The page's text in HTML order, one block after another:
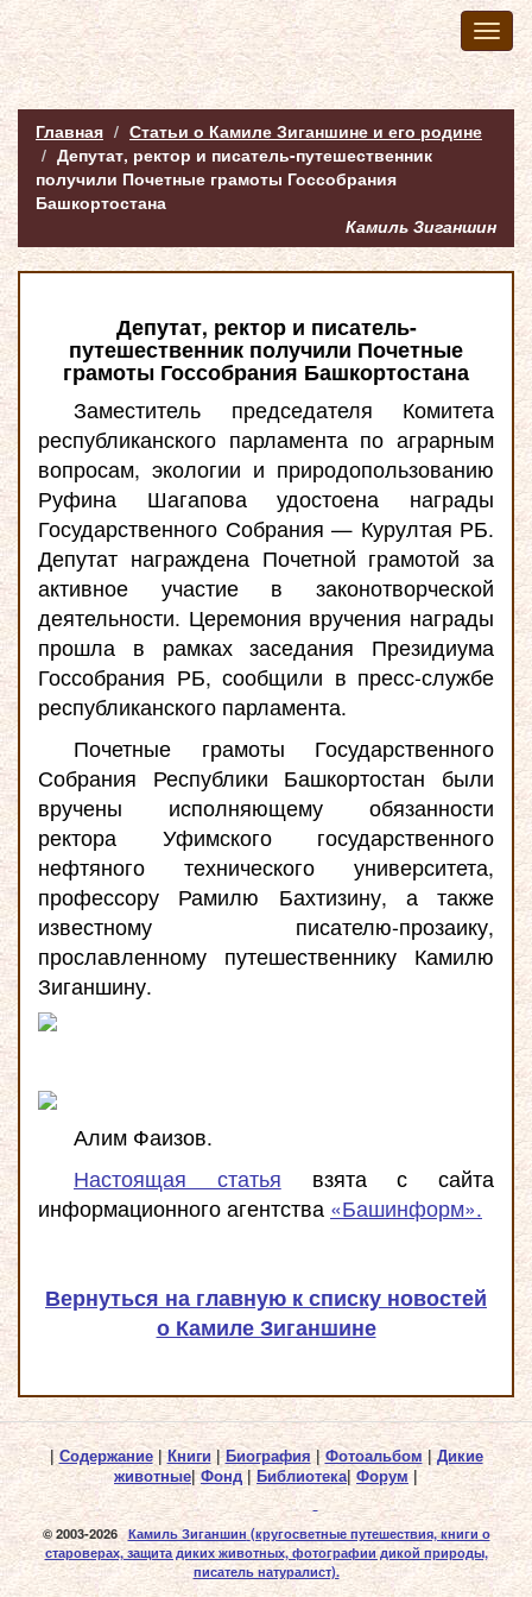
Главная
Статьи о Камиле Зиганшине и его родине
Депутат, ректор и писатель-путешественник
получили Почетные грамоты Госсобрания
Башкортостана
Камиль Зиганшин
Депутат, ректор и писатель-
путешественник получили Почетные
грамоты Госсобрания Башкортостана
Заместитель председателя Комитета
республиканского парламента по аграрным
вопросам, экологии и природопользованию
Руфина Шагапова удостоена награды
Государственного Собрания — Курултая РБ.
Депутат награждена Почетной грамотой за
активное участие в законотворческой
деятельности. Церемония вручения награды
прошла в рамках заседания Президиума
Госсобрания РБ, сообщили в пресс-службе
республиканского парламента.
Почетные грамоты Государственного
Собрания Республики Башкортостан были
вручены исполняющему обязанности
ректора Уфимского государственного
нефтяного технического университета,
профессору Рамилю Бахтизину, а также
известному писателю-прозаику,
прославленному путешественнику Камилю
Зиганшину.
Алим Фаизов.
Настоящая статья взята с сайта
информационного агентства «Башинформ».
Вернуться на главную к списку новостей
о Камиле Зиганшине
|Содержание|Книги|Биография |Фотоальбом|Дикие
животные|Фонд|Библиотека|Форум|
© 2003-2026 Камиль Зиганшин (кругосветные путешествия, книги о
староверах, защита диких животных, фотографии дикой природы,
писатель натуралист).